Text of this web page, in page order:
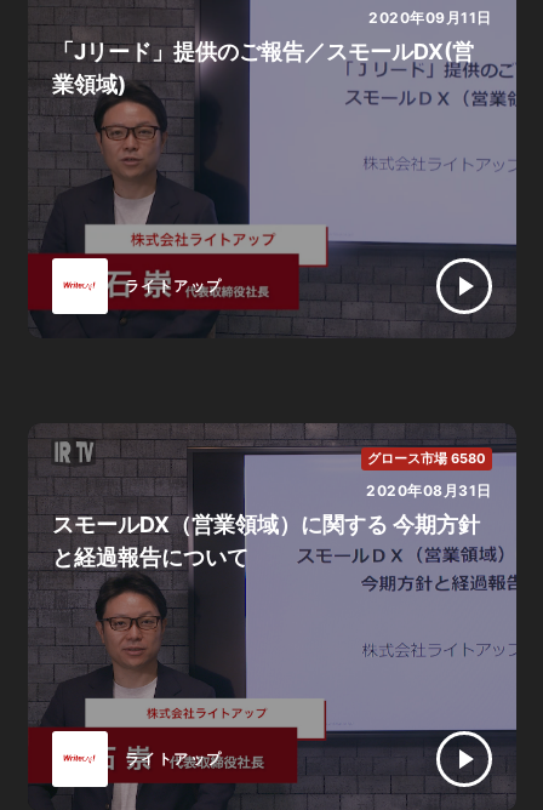
2020年09月11日
ライトアップ
「Jリード」提供のご報告／スモールDX(営
業領域)
グロース市場 6580
2020年08月31日
ライトアップ
スモールDX（営業領域）に関する 今期方針
と経過報告について